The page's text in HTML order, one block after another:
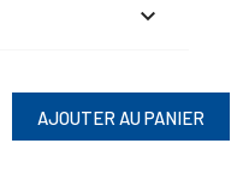
AJOUTER AU PANIER
